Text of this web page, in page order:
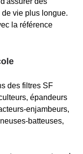
vie plus longue.
la référence
des filtres SF
épandeurs
enjambeurs,
batteuses,